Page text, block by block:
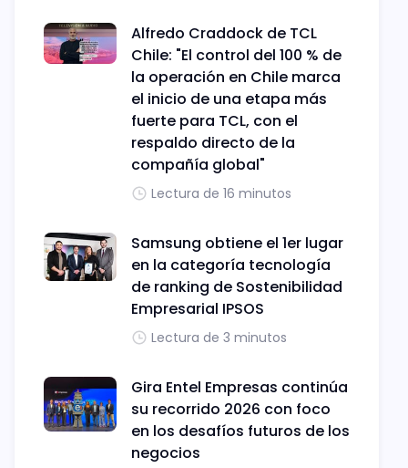
Alfredo Craddock de TCL
Chile: "El control del 100 % de
la operación en Chile marca
el inicio de una etapa más
fuerte para TCL, con el
respaldo directo de la
compañía global"
Lectura de 16 minutos
Samsung obtiene el 1er lugar
en la categoría tecnología
de ranking de Sostenibilidad
Empresarial IPSOS
Lectura de 3 minutos
Gira Entel Empresas continúa
su recorrido 2026 con foco
en los desafíos futuros de los
negocios